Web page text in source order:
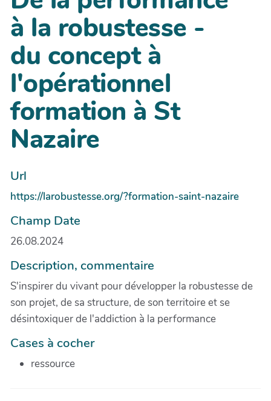
à la robustesse -
du concept à
l'opérationnel
formation à St
Nazaire
Url
https://larobustesse.org/?formation-saint-nazaire
Champ Date
26.08.2024
Description, commentaire
S'inspirer du vivant pour développer la robustesse de
son projet, de sa structure, de son territoire et se
désintoxiquer de l'addiction à la performance
Cases à cocher
ressource